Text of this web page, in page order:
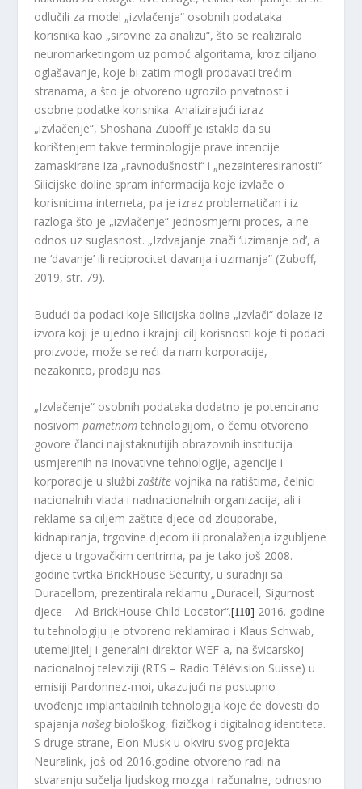
odlučili za model „izvlačenja“ osobnih podataka
korisnika kao „sirovine za analizu“, što se realiziralo
neuromarketingom uz pomoć algoritama, kroz ciljano
oglašavanje, koje bi zatim mogli prodavati trećim
stranama, a što je otvoreno ugrozilo privatnost i
osobne podatke korisnika. Analizirajući izraz
„izvlačenje“, Shoshana Zuboff je istakla da su
korištenjem takve terminologije prave intencije
zamaskirane iza „ravnodušnosti“ i „nezainteresiranosti“
Silicijske doline spram informacija koje izvlače o
korisnicima interneta, pa je izraz problematičan i iz
razloga što je „izvlačenje“ jednosmjerni proces, a ne
odnos uz suglasnost. „Izdvajanje znači ‘uzimanje od’, a
ne ‘davanje’ ili reciprocitet davanja i uzimanja” (Zuboff,
2019, str. 79).
Budući da podaci koje Silicijska dolina „izvlači“ dolaze iz
izvora koji je ujedno i krajnji cilj korisnosti koje ti podaci
proizvode, može se reći da nam korporacije,
nezakonito, prodaju nas.
„Izvlačenje“ osobnih podataka dodatno je potencirano
nosivompametnom tehnologijom, o čemu otvoreno
govore članci najistaknutijih obrazovnih institucija
usmjerenih na inovativne tehnologije, agencije i
korporacije u službizaštite vojnika na ratištima, čelnici
nacionalnih vlada i nadnacionalnih organizacija, ali i
reklame sa ciljem zaštite djece od zlouporabe,
kidnapiranja, trgovine djecom ili pronalaženja izgubljene
djece u trgovačkim centrima, pa je tako još 2008.
godine tvrtka BrickHouse Security, u suradnji sa
Duracellom, prezentirala reklamu „Duracell, Sigurnost
djece – Ad BrickHouse Child Locator“.[110] 2016. godine
tu tehnologiju je otvoreno reklamirao i Klaus Schwab,
utemeljitelj i generalni direktor WEF-a, na švicarskoj
nacionalnoj televiziji (RTS – Radio Télévision Suisse) u
emisiji Pardonnez-moi, ukazujući na postupno
uvođenje implantabilnih tehnologija koje će dovesti do
spajanjanašegbiološkog, fizičkog i digitalnog identiteta.
S druge strane, Elon Musk u okviru svog projekta
Neuralink, još od 2016.godine otvoreno radi na
stvaranju sučelja ljudskog mozga i računalne, odnosno